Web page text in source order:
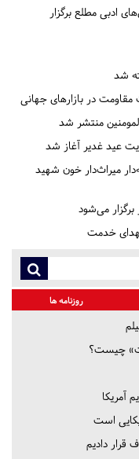
ادبی مطلع برگزار
در بازارهای جهانی
منتشر شد
عید غدیر آغاز شد
میراث‌دار خون شهید
می‌شود
خدمت
روزنامه ها
چیست؟
آمریکا
است
قرار دادیم